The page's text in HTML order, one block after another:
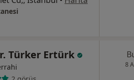
Türker Ertürk
8